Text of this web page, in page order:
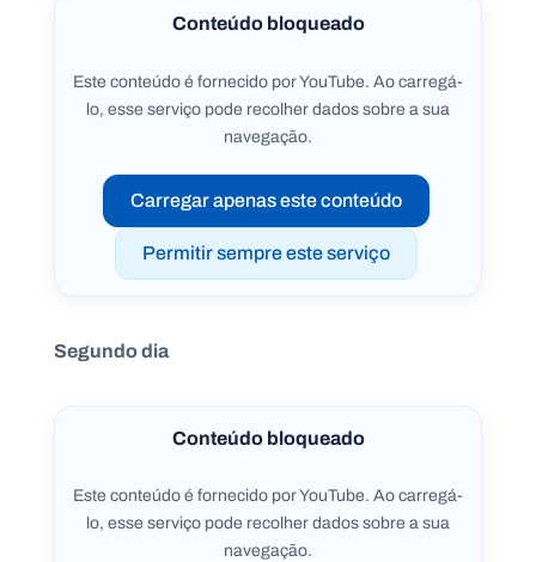
Conteúdo bloqueado
Este conteúdo é fornecido por YouTube. Ao carregá-
lo, esse serviço pode recolher dados sobre a sua
navegação.
Carregar apenas este conteúdo
Permitir sempre este serviço
Segundo dia
Conteúdo bloqueado
Este conteúdo é fornecido por YouTube. Ao carregá-
lo, esse serviço pode recolher dados sobre a sua
navegação.